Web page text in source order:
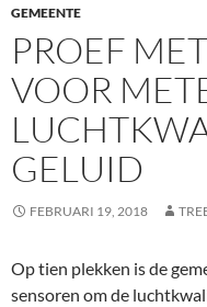
GEMEENTE
PROEF
VOOR
GELUID
FEBRUARI 19, 2018
Op tien plekken is de
sensoren om de